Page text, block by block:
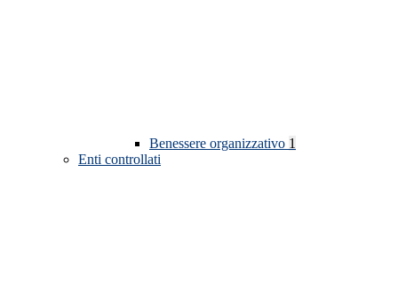
Benessere organizzativo 1
Enti controllati